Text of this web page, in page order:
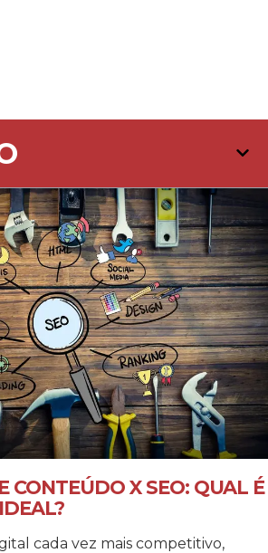
CONTEÚDO X SEO: QUAL É
cada vez mais competitivo,